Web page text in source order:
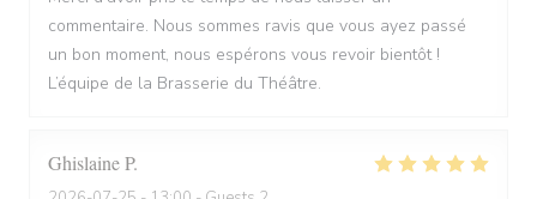
commentaire. Nous sommes ravis que vous ayez passé
un bon moment, nous espérons vous revoir bientôt !
L’équipe de la Brasserie du Théâtre.
GhislaineP